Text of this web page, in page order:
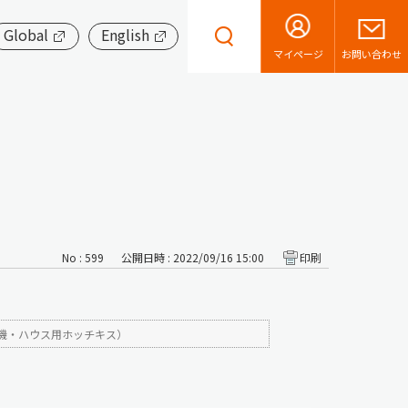
Global English
マイページ お問い合わせ
No : 599 公開日時 : 2022/09/16 15:00 印刷
ハウス用ホッチキス）